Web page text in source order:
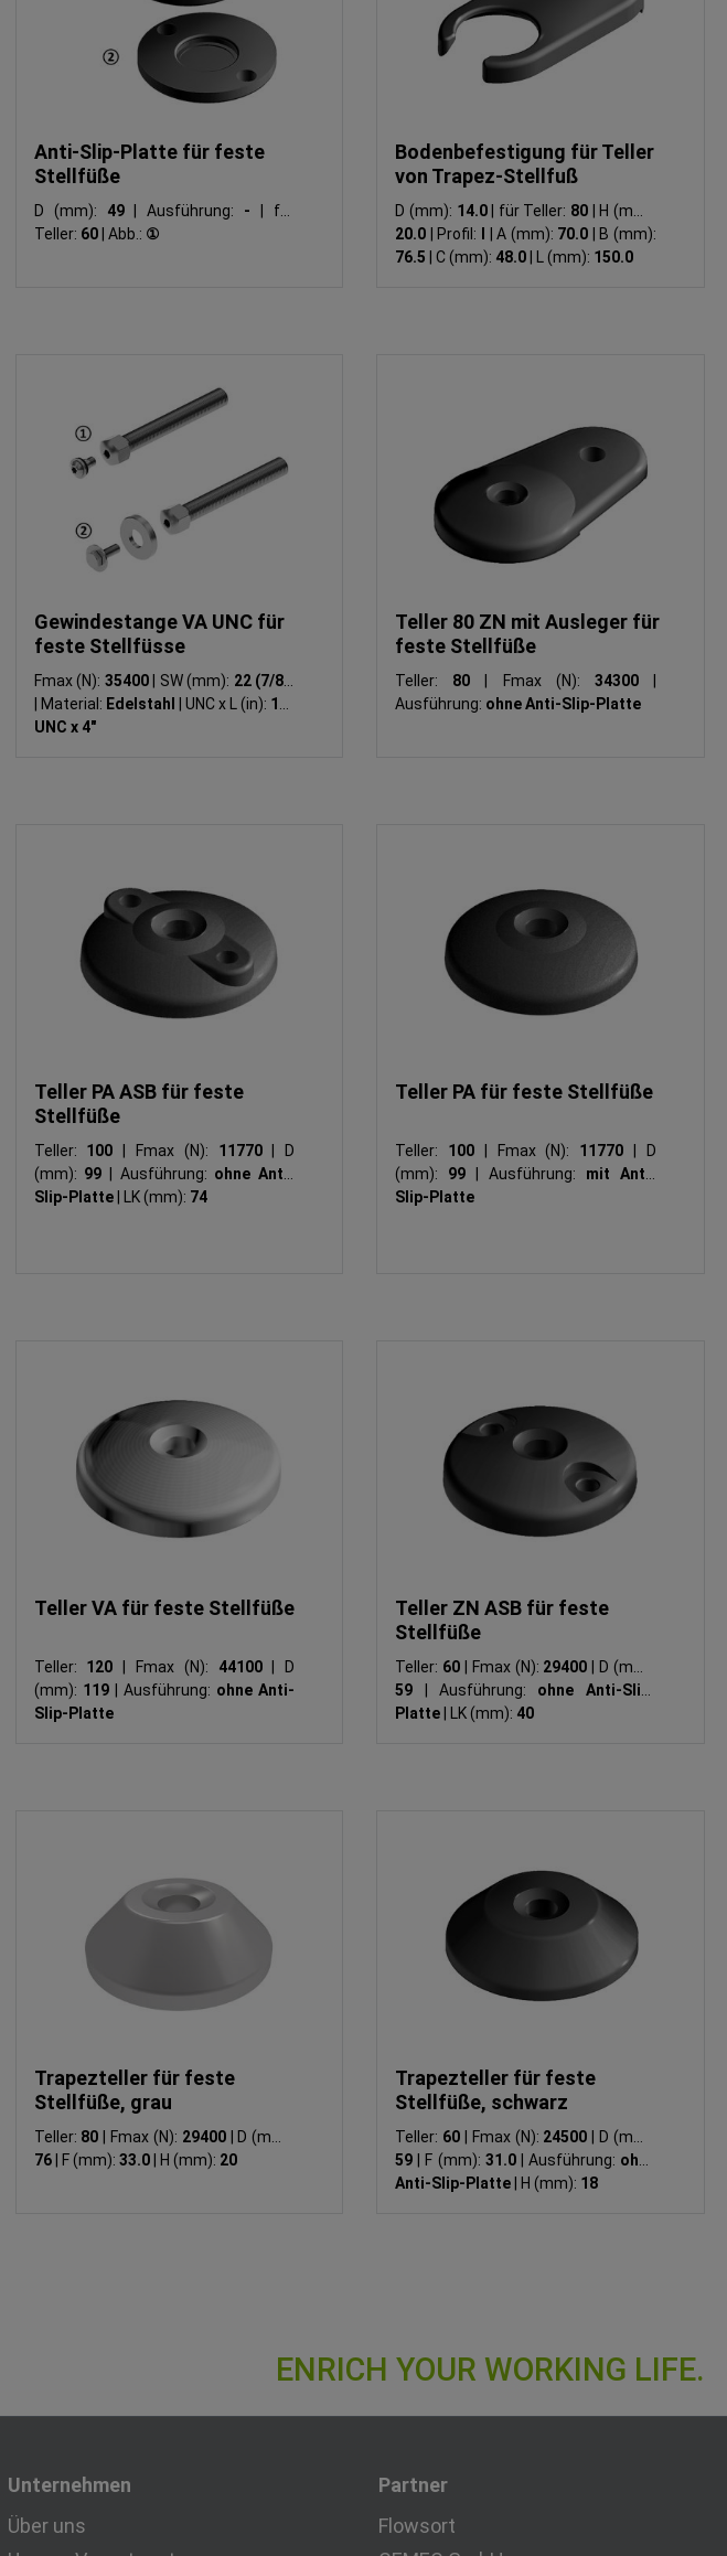
Anti-Slip-Platte für feste
Stellfüße
D (mm): 49 Ausführung: -
für
Teller: 60 Abb.: ①
Bodenbefestigung für Teller
von Trapez-Stellfuß
D (mm): 14.0 für Teller: 80
H (mm):
20.0
Profil: A (mm): 70.0
B (mm):
76.5
C (mm): 48.0 L (mm): 150.0
Gewindestange VA UNC für
feste Stellfüsse
Fmax (N): 35400 SW (mm): 22 (7/8")
Material: Edelstahl UNC x L (in): 1-8
UNC x 4"
Teller 80 ZN mit Ausleger für
feste Stellfüße
Teller: 80 Fmax (N): 34300
Ausführung: ohne Anti-Slip-Platte
Teller PA ASB für feste
Stellfüße
Teller: 100 Fmax (N): 11770
D
(mm): 99 Ausführung: ohne Anti-
Slip-Platte
LK (mm): 74
Teller PA für feste Stellfüße
Teller: 100 Fmax (N): 11770
D
(mm): 99 Ausführung: mit Anti-
Slip-Platte
Teller VA für feste Stellfüße
Teller: 120 Fmax (N): 44100
D
(mm): 119 Ausführung: ohne Anti-
Slip-Platte
Teller ZN ASB für feste
Stellfüße
Teller: 60 Fmax (N): 29400
D (mm):
59
Ausführung: ohne Anti-Slip-
Platte
LK (mm): 40
Trapezteller für feste
Stellfüße, grau
Teller: 80 Fmax (N): 29400
D (mm):
76
F (mm): 33.0 H (mm): 20
Trapezteller für feste
Stellfüße, schwarz
Teller: 60 Fmax (N): 24500
D (mm):
59
F (mm): 31.0 Ausführung: ohne
Anti-Slip-Platte
H (mm): 18
Unternehmen
Über uns
Partner
Flowsort